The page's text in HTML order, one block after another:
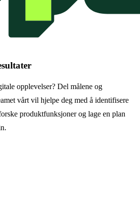
opplevelser? Del målene og
vårt vil hjelpe deg med å identifisere
produktfunksjoner og lage en plan